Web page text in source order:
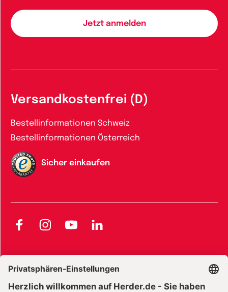
Versandkostenfrei (D)
Bestellinformationen Schweiz
Bestellinformationen Österreich
Sicher einkaufen
FacebookInstagramYouTubeLinkedIn
Widerrufsbelehrung E-Books
Widerrufsbelehrung Zeitschriften Datenschutz